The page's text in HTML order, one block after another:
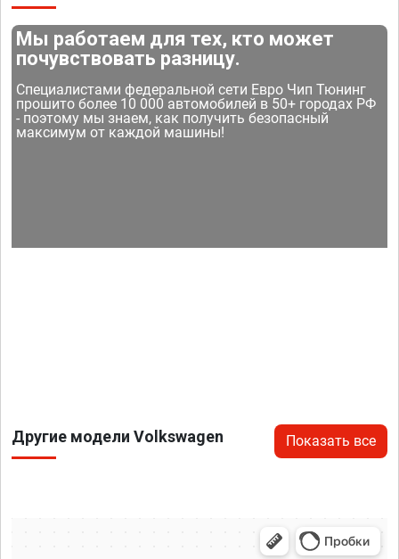
Мы работаем для тех, кто может
почувствовать разницу.
Специалистами федеральной сети Евро Чип Тюнинг
прошито более 10 000 автомобилей в 50+ городах РФ
- поэтому мы знаем, как получить безопасный
максимум от каждой машины!
Другие модели Volkswagen Показать все